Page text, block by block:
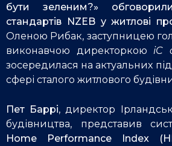
бути зеленим?»
стандартів NZEB у житлові
Оленою Рибак, заступницею
виконавчою директоркою iC
зосередилася на актуальних
сфері сталого житлового
Пет Баррі, директор
будівництва, представив
Home Performance Index